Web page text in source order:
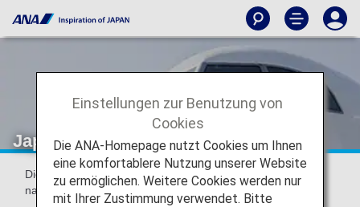
Japan Air Commuter (JAC)
Die folgenden Informationen gelten für Flüge, die am oder
nach 19. Mai 2026 starten.
Einstellungen zur Benutzung von
Cookies
Die ANA-Homepage nutzt Cookies um Ihnen
eine komfortablere Nutzung unserer Website
zu ermöglichen. Weitere Cookies werden nur
mit Ihrer Zustimmung verwendet. Bitte